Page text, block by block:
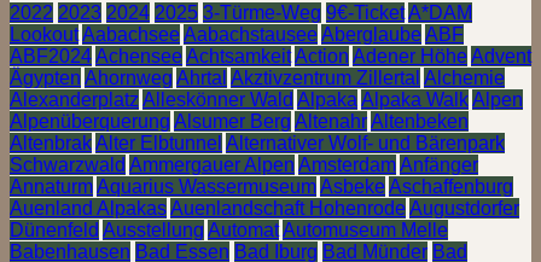
2022 2023 2024 2025 3-Türme-Weg 9€-TicketA*DAM
LookoutAabachseeAabachstauseeAberglaubeABF
ABF2024AchenseeAchtsamkeitAction Adener HöheAdvent
Ägypten Ahornweg Ahrtal Akztivzentrum Zillertal Alchemie
Alexanderplatz Alleskönner Wald Alpaka Alpaka WalkAlpen
Alpenüberquerung Alsumer Berg AltenahrAltenbeken
AltenbrakAlter Elbtunnel Alternativer Wolf- und Bärenpark
Schwarzwald Ammergauer Alpen AmsterdamAnfänger
AnnaturmAquarius WassermuseumAsbekeAschaffenburg
Auenland AlpakasAuenlandschaft HohenrodeAugustdorfer
Dünenfeld Ausstellung AutomatAutomuseum Melle
Babenhausen Bad Essen Bad Iburg Bad Münder Bad